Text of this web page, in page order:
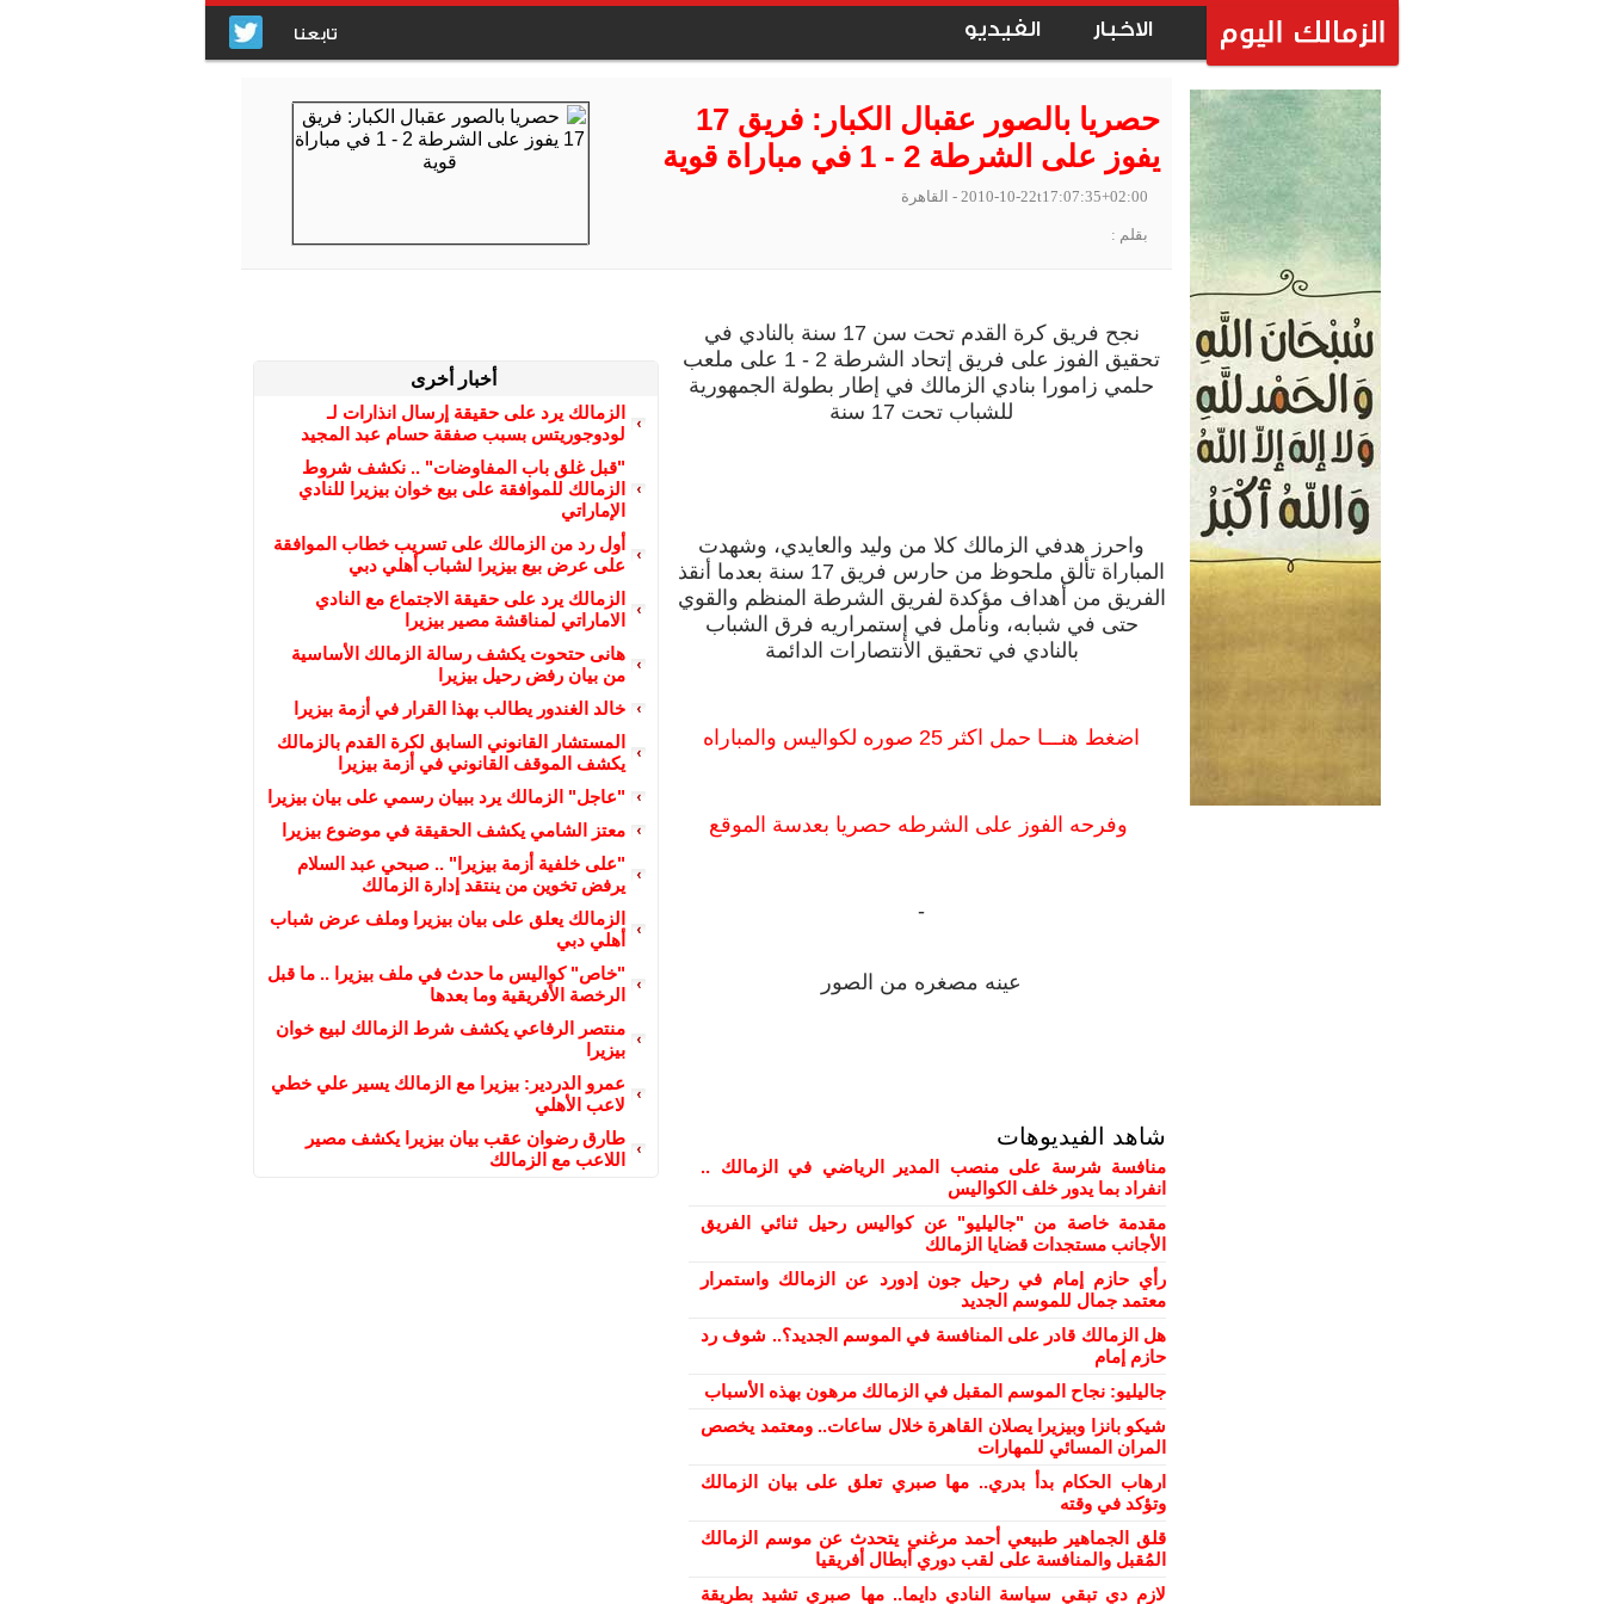
الاخبار الفيديو تابعنا
حصريا بالصور عقبال الكبار: فريق 17
يفوز على الشرطة 2 - 1 في مباراة قوية
2010-10-22t17:07:35+02:00 - القاهرة
بقلم :
أخبار أخرى
الزمالك يرد على حقيقة إرسال انذارات لـ
لودوجوريتس بسبب صفقة حسام عبد المجيد
"قبل غلق باب المفاوضات" .. نكشف شروط
الزمالك للموافقة على بيع خوان بيزيرا للنادي
الإماراتي
أول رد من الزمالك على تسريب خطاب الموافقة
على عرض بيع بيزيرا لشباب أهلي دبي
الزمالك يرد على حقيقة الاجتماع مع النادي
الاماراتي لمناقشة مصير بيزيرا
هانى حتحوت يكشف رسالة الزمالك الأساسية
من بيان رفض رحيل بيزيرا
خالد الغندور يطالب بهذا القرار في أزمة بيزيرا
المستشار القانوني السابق لكرة القدم بالزمالك
يكشف الموقف القانوني في أزمة بيزيرا
"عاجل" الزمالك يرد ببيان رسمي على بيان بيزيرا
معتز الشامي يكشف الحقيقة في موضوع بيزيرا
"على خلفية أزمة بيزيرا" .. صبحي عبد السلام
يرفض تخوين من ينتقد إدارة الزمالك
الزمالك يعلق على بيان بيزيرا وملف عرض شباب
أهلي دبي
"خاص" كواليس ما حدث في ملف بيزيرا .. ما قبل
الرخصة الأفريقية وما بعدها
منتصر الرفاعي يكشف شرط الزمالك لبيع خوان
بيزيرا
عمرو الدردير: بيزيرا مع الزمالك يسير علي خطي
لاعب الأهلي
طارق رضوان عقب بيان بيزيرا يكشف مصير
اللاعب مع الزمالك
نجح فريق كرة القدم تحت سن 17 سنة بالنادي في
تحقيق الفوز على فريق إتحاد الشرطة 2 - 1 على ملعب
حلمي زامورا بنادي الزمالك في إطار بطولة الجمهورية
للشباب تحت 17 سنة
واحرز هدفي الزمالك كلا من وليد والعايدي، وشهدت
المباراة تألق ملحوظ من حارس فريق 17 سنة بعدما أنقذ
الفريق من أهداف مؤكدة لفريق الشرطة المنظم والقوي
حتى في شبابه، ونأمل في إستمراريه فرق الشباب
بالنادي في تحقيق الأنتصارات الدائمة
اضغط هنـــا حمل اكثر 25 صوره لكواليس والمباراه
وفرحه الفوز على الشرطه حصريا بعدسة الموقع
-
عينه مصغره من الصور
شاهد الفيديوهات
منافسة شرسة على منصب المدير الرياضي في الزمالك ..
انفراد بما يدور خلف الكواليس
مقدمة خاصة من "جاليليو" عن كواليس رحيل ثنائي الفريق
الأجانب مستجدات قضايا الزمالك
رأي حازم إمام في رحيل جون إدورد عن الزمالك واستمرار
معتمد جمال للموسم الجديد
هل الزمالك قادر على المنافسة في الموسم الجديد؟.. شوف رد
حازم إمام
جاليليو: نجاح الموسم المقبل في الزمالك مرهون بهذه الأسباب
شيكو بانزا وبيزيرا يصلان القاهرة خلال ساعات.. ومعتمد يخصص
المران المسائي للمهارات
ارهاب الحكام بدأ بدري.. مها صبري تعلق على بيان الزمالك
وتؤكد في وقته
قلق الجماهير طبيعي أحمد مرغني يتحدث عن موسم الزمالك
المُقبل والمنافسة على لقب دوري أبطال أفريقيا
لازم دي تبقي سياسة النادي دايما.. مها صبري تشيد بطريقة